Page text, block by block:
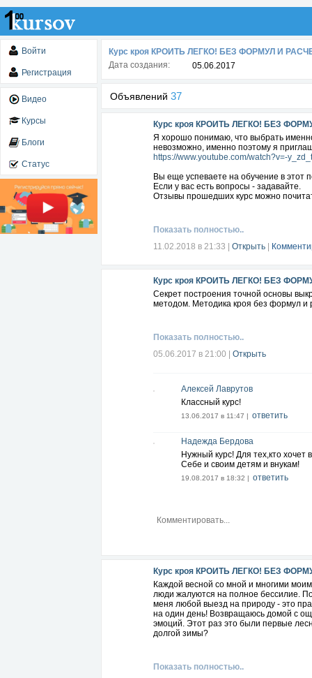
Войти
Регистрация
Видео
Курсы
Блоги
Статус
Курс кроя КРОИТЬ ЛЕГКО! БЕЗ ФОРМУЛ И
Дата создания:
05.06.2017
Объявлений 37
Курс кроя КРОИТЬ ЛЕГКО! БЕЗ
Я хорошо понимаю, что выбрать
невозможно, именно поэтому я
https://www.youtube.com/watch?v=-
Вы еще успеваете на обучение в этот
Если у вас есть вопросы - задавайте.
Отзывы прошедших курс можно
Показать полностью..
11.02.2018 в 21:33
Открыть
Курс кроя КРОИТЬ ЛЕГКО! БЕЗ
Секрет построения точной основы
методом. Методика кроя без формул и
Показать полностью..
05.06.2017 в 21:00
Открыть
Алексей Лаврутов
Классный курс!
13.06.2017 в 11:47 | ответить
Надежда Бердова
Нужный курс! Для тех,кто
Себе и своим детям и внукам!
19.08.2017 в 18:32 | ответить
Курс кроя КРОИТЬ ЛЕГКО! БЕЗ
Каждой весной со мной и многими
люди жалуются на полное бессилие.
меня любой выезд на природу - это
на один день! Возвращаюсь домой с
эмоций. Этот раз это были первые
долгой зимы?
Показать полностью..